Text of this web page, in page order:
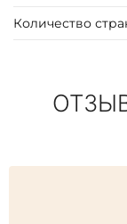
Количество